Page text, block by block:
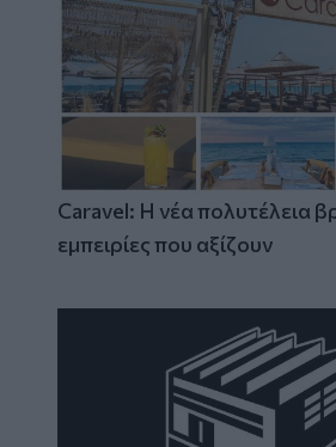
Caravel: Η νέα πολυτέλεια
εμπειρίες που αξίζουν